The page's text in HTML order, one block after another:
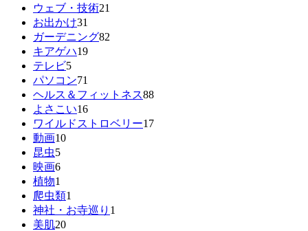
ウェブ・技術21
お出かけ31
ガーデニング82
キアゲハ19
テレビ5
パソコン71
ヘルス＆フィットネス88
よさこい16
ワイルドストロベリー17
動画10
昆虫5
映画6
植物1
爬虫類1
神社・お寺巡り 1
美肌20